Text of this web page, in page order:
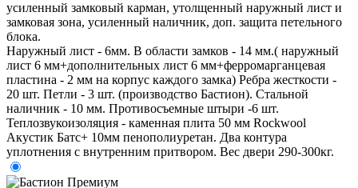
усиленный замковый карман, утолщенный наружный лист и
замковая зона, усиленный наличник, доп. защита петельного
блока.
Наружный лист - 6мм. В области замков - 14 мм.( наружный
лист 6 мм+дополнительных лист 6 мм+ферромарганцевая
пластина - 2 мм на корпус каждого замка) Ребра жесткости -
20 шт. Петли - 3 шт. (производство Бастион). Стальной
наличник - 10 мм. Противосъемные штыри -6 шт.
Теплозвукоизоляция - каменная плита 50 мм Rockwool
Акустик Батс+ 10мм пенополиуретан. Два контура
уплотнения с внутренним притвором. Вес двери 290-300кг.